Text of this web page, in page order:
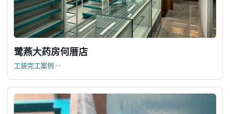
鹭燕大药房何厝店
工装完工案例 · ·